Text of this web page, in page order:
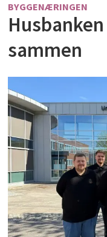
BYGGENÆRINGEN
sammen